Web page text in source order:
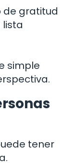
de gratitud
simple
tener